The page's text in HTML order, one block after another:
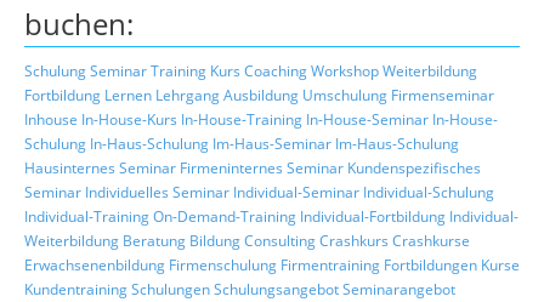
buchen:
SchulungSeminarTraining Kurs CoachingWorkshopWeiterbildung
Fortbildung Lernen LehrgangAusbildung Umschulung Firmenseminar
Inhouse In-House-Kurs In-House-Training In-House-Seminar In-House-
Schulung In-Haus-Schulung Im-Haus-Seminar Im-Haus-Schulung
Hausinternes Seminar Firmeninternes Seminar Kundenspezifisches
Seminar Individuelles Seminar Individual-Seminar Individual-Schulung
Individual-TrainingOn-Demand-Training Individual-Fortbildung Individual-
Weiterbildung Beratung BildungConsultingCrashkurs Crashkurse
Erwachsenenbildung Firmenschulung Firmentraining Fortbildungen Kurse
KundentrainingSchulungenSchulungsangebotSeminarangebot